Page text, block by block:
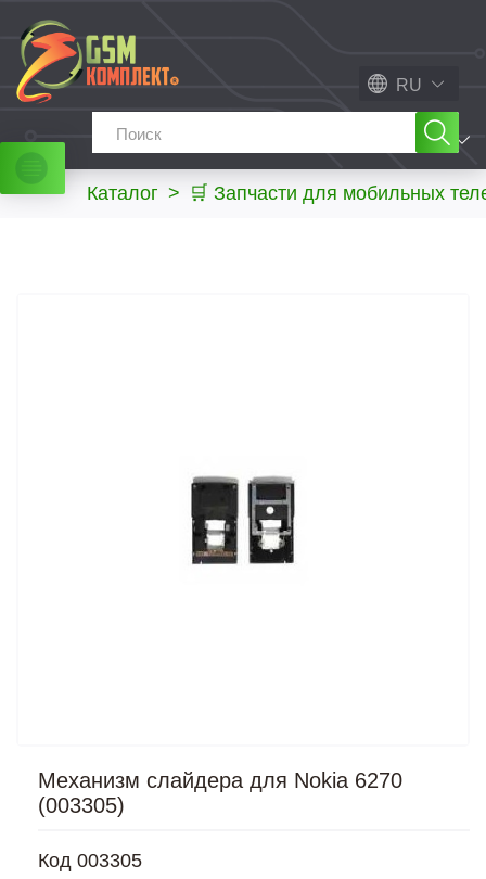
RU
МЕНЮ
Каталог > 🛒 Запчасти для мобильных
Механизм слайдера для Nokia 6270
(003305)
Код 003305